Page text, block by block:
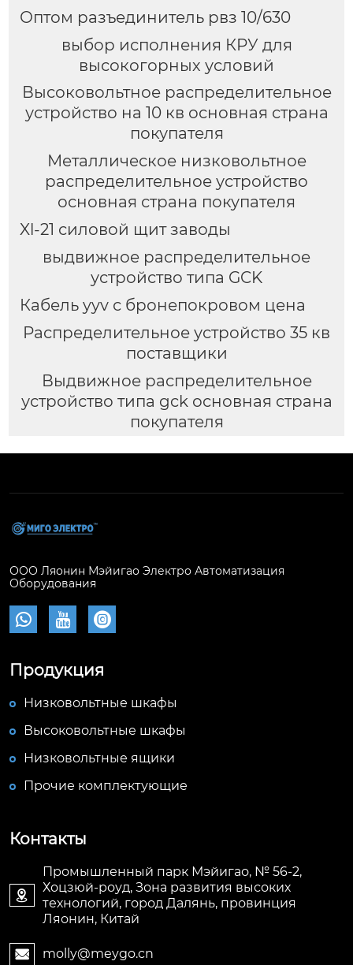
Оптом разъединитель рвз 10/630
выбор исполнения КРУ для
высокогорных условий
Высоковольтное распределительное
устройство на 10 кв основная страна
покупателя
Металлическое низковольтное
распределительное устройство
основная страна покупателя
Xl-21 силовой щит заводы
выдвижное распределительное
устройство типа GCK
Кабель yyv с бронепокровом цена
Распределительное устройство 35 кв
поставщики
Выдвижное распределительное
устройство типа gck основная страна
покупателя
ООО Ляонин Мэйигао Электро Автоматизация
Оборудования
  
Продукция
Низковольтные шкафы
Высоковольтные шкафы
Низковольтные ящики
Прочие комплектующие
Контакты

Промышленный парк Мэйигао, № 56-2,
Хоцзюй-роуд, Зона развития высоких
технологий, город Далянь, провинция
Ляонин, Китай
 molly@meygo.cn